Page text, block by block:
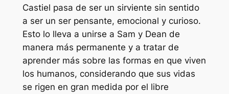
Castiel pasa de ser un sirviente sin sentido
a ser un ser pensante, emocional y curioso.
Esto lo lleva a unirse a Sam y Dean de
manera más permanente y a tratar de
aprender más sobre las formas en que viven
los humanos, considerando que sus vidas
se rigen en gran medida por el libre